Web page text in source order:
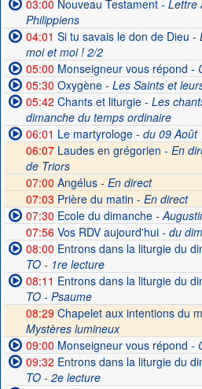
03:00 Nouveau Testament- Lettre
Philippiens
04:01 Si tu savais le don de Dieu -
moi et moi ! 2/2
05:00 Monseigneur vous répond -
05:30 Oxygène- Les Saints et
05:42 Chants et liturgie- Les
dimanche du temps ordinaire
06:01 Le martyrologe- du 09 Août
06:07Laudes en grégorien - En
de Triors
07:00 Angélus - En direct
07:03 Prière du matin - En direct
07:30 Ecole du dimanche-
07:56Vos RDV aujourd'hui- du
08:00 Entrons dans la liturgie du
TO - 1re lecture
08:11 Entrons dans la liturgie du
TO - Psaume
08:29 Chapelet aux intentions du
Mystères lumineux
09:00 Monseigneur vous répond -
09:32 Entrons dans la liturgie du
TO - 2e lecture